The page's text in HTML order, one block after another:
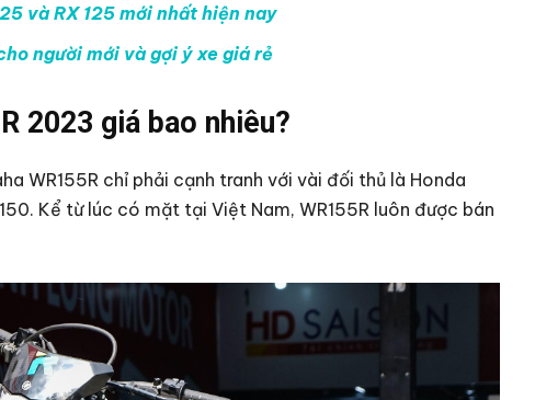
và RX 125 mới nhất hiện nay
người mới và gợi ý xe giá rẻ
2023 giá bao nhiêu?
WR155R chỉ phải cạnh tranh với vài đối thủ là Honda
Kể từ lúc có mặt tại Việt Nam, WR155R luôn được bán